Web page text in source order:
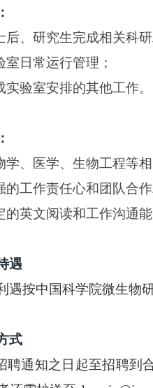
：
后、研究生完成相关科研
室日常运行管理；
实验室安排的其他工作。
：
学、医学、生物工程等
的工作责任心和团队合作
的英文阅读和工作沟通能
遇
遇按中国科学院微生物
式
聘通知之日起至招聘到